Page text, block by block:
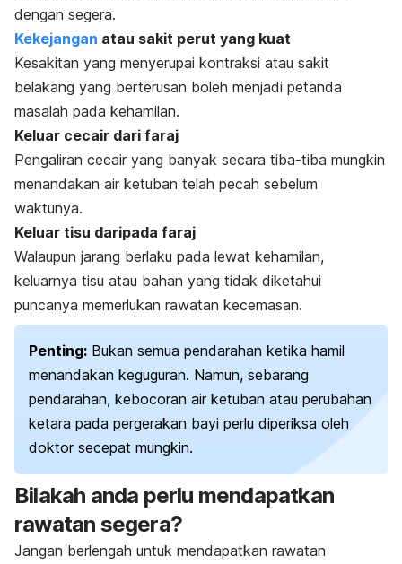
dengan segera.
Kekejangan atau sakit perut yang kuat
Kesakitan yang menyerupai kontraksi atau sakit
belakang yang berterusan boleh menjadi petanda
masalah pada kehamilan.
Keluar cecair dari faraj
Pengaliran cecair yang banyak secara tiba-tiba mungkin
menandakan air ketuban telah pecah sebelum
waktunya.
Keluar tisu daripada faraj
Walaupun jarang berlaku pada lewat kehamilan,
keluarnya tisu atau bahan yang tidak diketahui
puncanya memerlukan rawatan kecemasan.
Penting: Bukan semua pendarahan ketika hamil
menandakan keguguran. Namun, sebarang
pendarahan, kebocoran air ketuban atau perubahan
ketara pada pergerakan bayi perlu diperiksa oleh
doktor secepat mungkin.
Bilakah anda perlu mendapatkan
rawatan segera?
Jangan berlengah untuk mendapatkan rawatan